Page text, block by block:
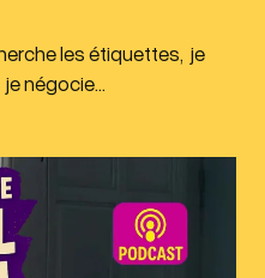
les étiquettes, je
négocie…